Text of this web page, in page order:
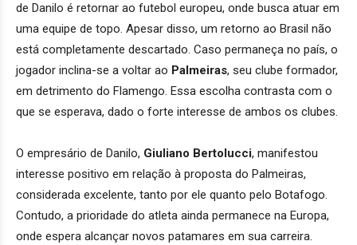
de Danilo é retornar ao futebol europeu, onde busca atuar em
uma equipe de topo. Apesar disso, um retorno ao Brasil não
está completamente descartado. Caso permaneça no país, o
jogador inclina-se a voltar ao Palmeiras, seu clube formador,
em detrimento do Flamengo. Essa escolha contrasta com o
que se esperava, dado o forte interesse de ambos os clubes.
O empresário de Danilo, Giuliano Bertolucci, manifestou
interesse positivo em relação à proposta do Palmeiras,
considerada excelente, tanto por ele quanto pelo Botafogo.
Contudo, a prioridade do atleta ainda permanece na Europa,
onde espera alcançar novos patamares em sua carreira.